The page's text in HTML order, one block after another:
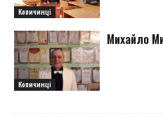
Копичинці
Копичинці
Михайло